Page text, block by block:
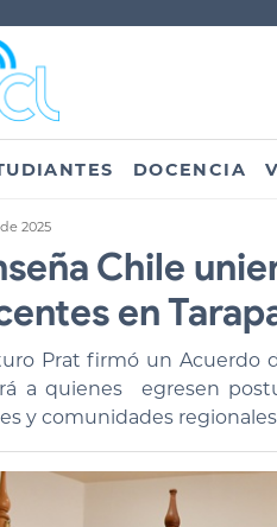
DOCENCIA
2025
Chile
en
Prat firmó un Acuerdo
a quienes egresen
y comunidades